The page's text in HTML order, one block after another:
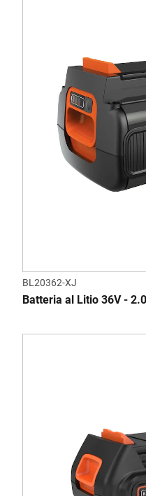
BL20362-XJ
Batteria al Litio 36V -